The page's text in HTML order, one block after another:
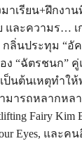
าเรียน+ฝึกงาน
และความร… เ
กลิ่นประทุม “อั
“ฉัตรชนก”
ป็นต้นเหตุทำใ
ารถหลากหล
Fairy Kim
Eyes, และ